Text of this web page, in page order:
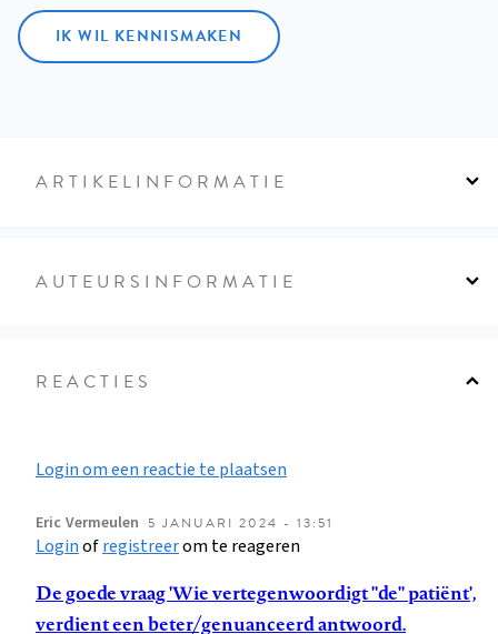
IK WIL KENNISMAKEN
ARTIKELINFORMATIE
AUTEURSINFORMATIE
REACTIES
Login om een reactie te plaatsen
Eric Vermeulen 5 JANUARI 2024 - 13:51
Loginofregistreerom te reageren
De goede vraag 'Wie vertegenwoordigt ''de'' patiënt',
verdient een beter/genuanceerd antwoord.